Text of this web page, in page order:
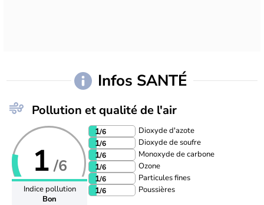
Infos SANTÉ
Pollution et qualité de l'air
1 /6
Indice pollution
Bon
1/6 Dioxyde d'azote
1/6 Dioxyde de soufre
1/6 Monoxyde de carbone
1/6 Ozone
1/6 Particules fines
1/6 Poussières